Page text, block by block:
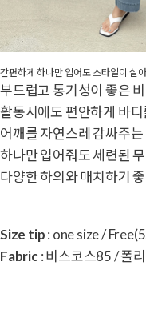
간편하게 하나만 입어도 스타일이 살
부드럽고 통기성이 좋은
활동시에도 편안하게 바
어깨를 자연스레 감싸주
하나만 입어줘도 세련된
다양한 하의와 매치하기
Size tip: one size /
Fabric: 비스코스85 / 폴